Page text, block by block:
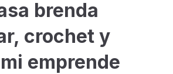
brenda
crochet y
emprende